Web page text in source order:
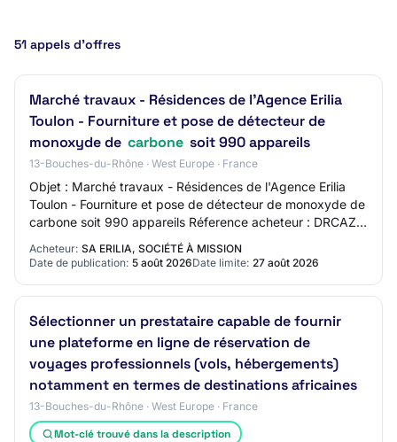
51 appels d’offres
Marché travaux - Résidences de l'Agence Erilia
Toulon - Fourniture et pose de détecteur de
monoxyde de carbone soit 990 appareils
13-Bouches-du-Rhône · West Europe · France
Objet : Marché travaux - Résidences de l'Agence Erilia
Toulon - Fourniture et pose de détecteur de monoxyde de
carbone soit 990 appareils Réference acheteur : DRCAZ
N°45 Type de marché : Travaux Proc…
Acheteur: SA ERILIA, SOCIÉTÉ À MISSION
Date de publication: 5 août 2026Date limite: 27 août 2026
Sélectionner un prestataire capable de fournir
une plateforme en ligne de réservation de
voyages professionnels (vols, hébergements)
notamment en termes de destinations africaines
13-Bouches-du-Rhône · West Europe · France
Mot-clé trouvé dans la description